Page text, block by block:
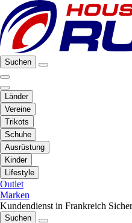
Suchen
Länder
Vereine
Trikots
Schuhe
Ausrüstung
Kinder
Lifestyle
Outlet
Marken
Kundendienst in Frankreich
Suchen